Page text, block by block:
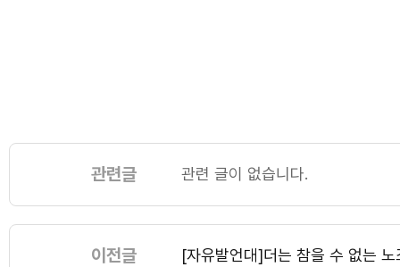
관련글 관련 글이 없습니다.
이전글 [자유발언대]더는 참을 수 없는